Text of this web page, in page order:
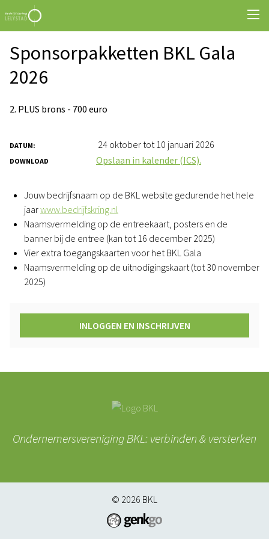
Sponsorpakketten BKL Gala
2026
2. PLUS brons - 700 euro
DATUM: 24 oktober tot 10 januari 2026
DOWNLOAD Opslaan in kalender (ICS).
Jouw bedrijfsnaam op de BKL website gedurende het hele
jaarwww.bedrijfskring.nl
Naamsvermelding op de entreekaart, posters en de
banner bij de entree (kan tot 16 december 2025)
Vier extra toegangskaarten voor het BKL Gala
Naamsvermelding op de uitnodigingskaart (tot 30 november
2025)
INLOGGEN EN INSCHRIJVEN
Ondernemersvereniging BKL: verbinden & versterken
© 2026 BKL